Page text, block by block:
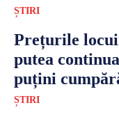
ȘTIRI
Prețurile
putea
puțini
ȘTIRI